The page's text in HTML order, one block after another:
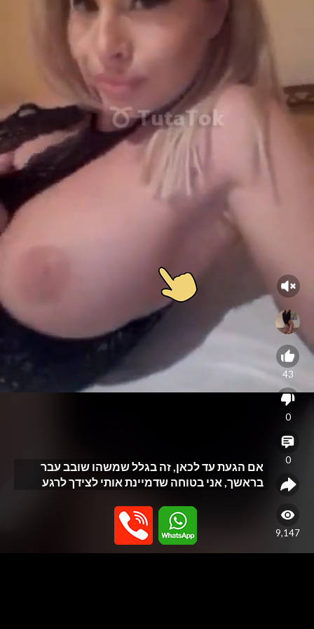
אם הגעת עד לכאן, זה בגלל שמשהו שובב עבר
בראשך, אני בטוחה שדמיינת אותי לצידך לרגע
43
0
0
9,147